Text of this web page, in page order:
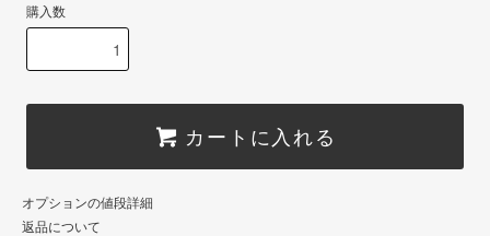
購入数
カートに入れる
オプションの値段詳細
返品について